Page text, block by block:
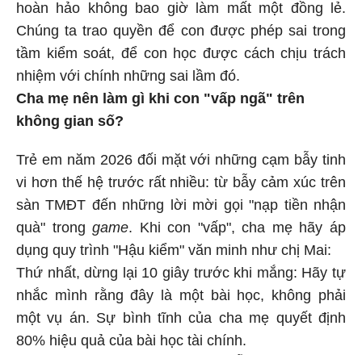
hoàn hảo không bao giờ làm mất một đồng lẻ.
Chúng ta trao quyền để con được phép sai trong
tầm kiểm soát, để con học được cách chịu trách
nhiệm với chính những sai lầm đó.
Cha mẹ nên làm gì khi con "vấp ngã" trên
không gian số?
Trẻ em năm 2026 đối mặt với những cạm bẫy tinh
vi hơn thế hệ trước rất nhiều: từ bẫy cảm xúc trên
sàn TMĐT đến những lời mời gọi "nạp tiền nhận
quà" tronggame . Khi con "vấp", cha mẹ hãy áp
dụng quy trình "Hậu kiểm" văn minh như chị Mai:
Thứ nhất, dừng lại 10 giây trước khi mắng: Hãy tự
nhắc mình rằng đây là một bài học, không phải
một vụ án. Sự bình tĩnh của cha mẹ quyết định
80% hiệu quả của bài học tài chính.